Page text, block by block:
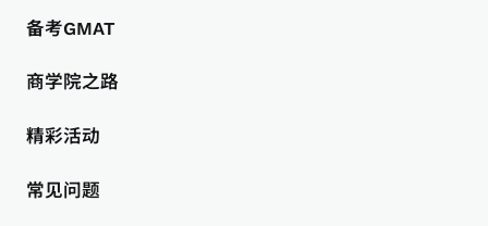
备考GMAT
商学院之路
精彩活动
常见问题